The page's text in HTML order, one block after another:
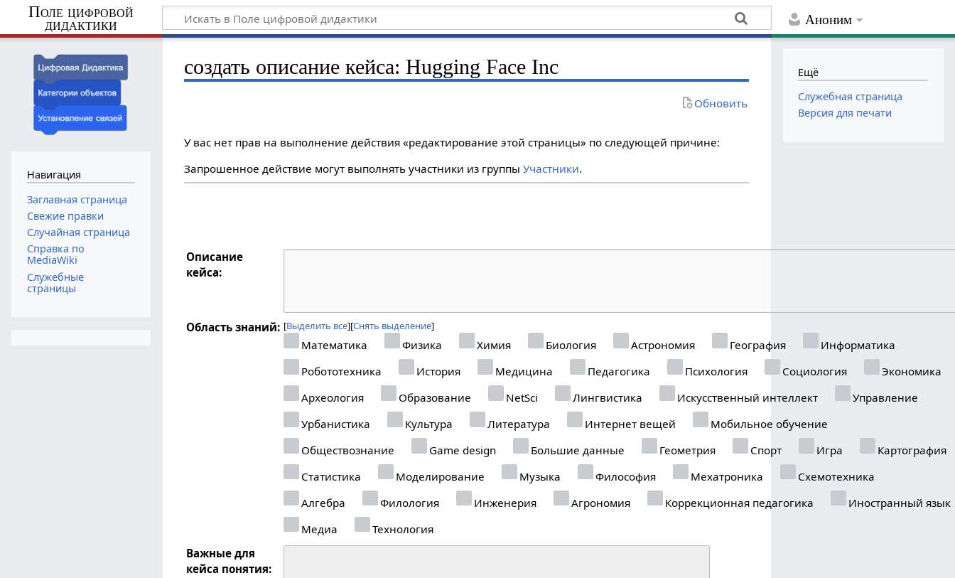
Аноним
Поле цифровой
дидактики
создать описание кейса: Hugging Face Inc
Обновить
У вас нет прав на выполнение действия «редактирование этой страницы» по следующей причине:
Запрошенное действие могут выполнять участники из группыУчастники.
Описание
кейса:
Область знаний: Выделить все Снять выделение
Математика Физика Химия Биология Астрономия География
Информатика
Робототехника
История Медицина Педагогика Психология Социология
Экономика
Археология
Образование NetSci Лингвистика Искусственный интеллект
Управление
Урбанистика
Культура Литература Интернет вещей
Мобильное обучение
Обществознание
Game design Большие данные Геометрия Спорт Игра
Картография
Статистика
Моделирование Музыка Философия Мехатроника
Схемотехника
Алгебра
Филология Инженерия Агрономия Коррекционная педагогика
Иностранный язык
Медиа
Технология
Важные для
кейса понятия:
Навигация
Заглавная страница
Свежие правки
Случайная страница
Справка по
MediaWiki
Служебные
страницы
Ещё
Служебная страница
Версия для печати